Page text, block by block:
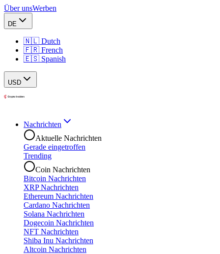
Über unsWerben
DE
🇳🇱 Dutch
🇫🇷 French
🇪🇸 Spanish
USD
Nachrichten
Aktuelle Nachrichten
Gerade eingetroffen
Trending
Coin Nachrichten
Bitcoin Nachrichten
XRP Nachrichten
Ethereum Nachrichten
Cardano Nachrichten
Solana Nachrichten
Dogecoin Nachrichten
NFT Nachrichten
Shiba Inu Nachrichten
Altcoin Nachrichten